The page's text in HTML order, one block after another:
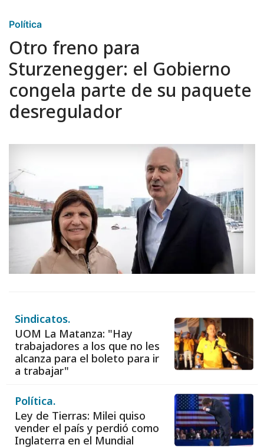
Política
Otro freno para
Sturzenegger: el Gobierno
congela parte de su paquete
desregulador
Sindicatos.
UOM La Matanza: "Hay
trabajadores a los que no les
alcanza para el boleto para ir
a trabajar"
Política.
Ley de Tierras: Milei quiso
vender el país y perdió como
Inglaterra en el Mundial